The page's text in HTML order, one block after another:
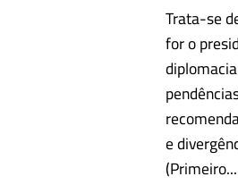
Trata-se
for o
e